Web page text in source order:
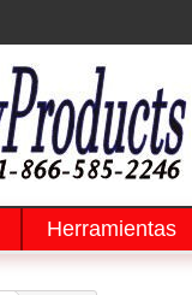
Herramientas